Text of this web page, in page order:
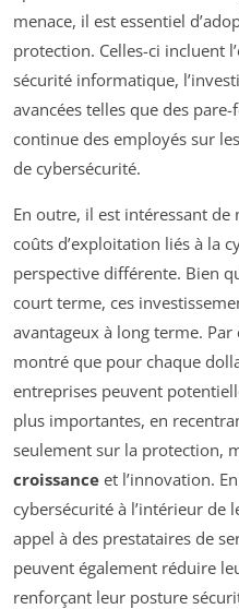
menace, il est essentiel
protection. Celles-ci incluent
sécurité informatique,
avancées telles que des
continue des employés sur
de cybersécurité.
En outre, il est intéressant de
coûts d’exploitation liés à la
perspective différente. Bien
court terme, ces
avantageux à long terme.
montré que pour chaque
entreprises peuvent
plus importantes, en
seulement sur la protection,
croissance et l’innovation.
cybersécurité à l’intérieur de
appel à des prestataires de
peuvent également réduire
renforçant leur posture